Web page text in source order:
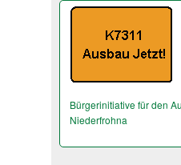
Bürgerinitiative für den
Niederfrohna